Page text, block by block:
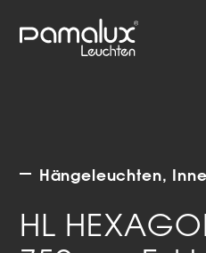
Hängeleuchten
HL